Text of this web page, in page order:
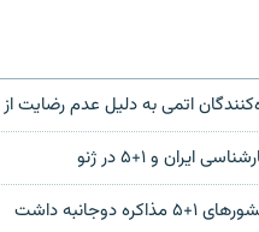
اتمی به دلیل عدم رضایت از
ایران و ۱+۵ در ژنو
دوجانبه داشت